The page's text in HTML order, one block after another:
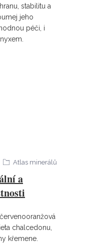
stabilitu a
jeho
péči, i
a
Atlas minerálů
chalcedonu,
křemene.